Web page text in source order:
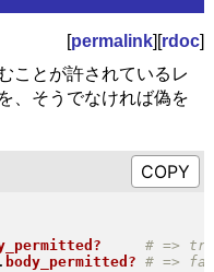
[permalink][rdoc]
ことが許されているレ
、そうでなければ偽を
. body_permitted?